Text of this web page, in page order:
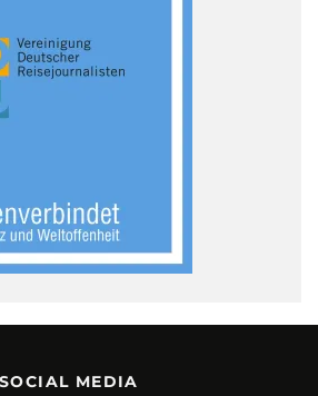
SOCIAL MEDIA